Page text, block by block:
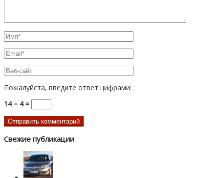
Пожалуйста, введите ответ цифрами:
14 − 4 =
Свежие публикации